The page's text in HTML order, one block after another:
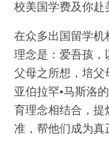
校美国学费及你赴
在众多出国留学机
理念是：爱吾孩，
父母之所想，培父
亚伯拉罕•马斯洛
育理念相结合，提
准，帮他们成为真